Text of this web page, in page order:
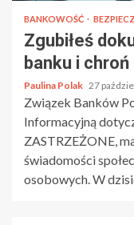
BANKOWOŚĆ
Zgubiłeś
banku i
Paulina Polak 27
Związek Banków
Informacyjną
ZASTRZEŻONE,
świadomości
osobowych. W